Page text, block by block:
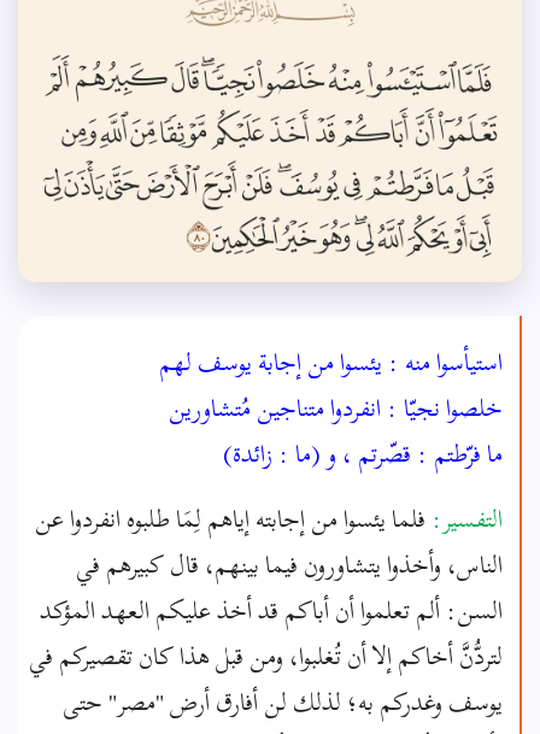
استيأسوا منه : يئسوا من إجابة يوسف لهم
خلصوا نجيّا : انفردوا متناجين مُتشاورين
ما فرّطتم : قصّرتم ، و (ما : زائدة)
التفسير: فلما يئسوا من إجابته إياهم لِمَا طلبوه انفردوا عن
الناس، وأخذوا يتشاورون فيما بينهم، قال كبيرهم في
السن: ألم تعلموا أن أباكم قد أخذ عليكم العهد المؤكد
لتردُّنَّ أخاكم إلا أن تُغلبوا، ومن قبل هذا كان تقصيركم في
يوسف وغدركم به؛ لذلك لن أفارق أرض "مصر" حتى